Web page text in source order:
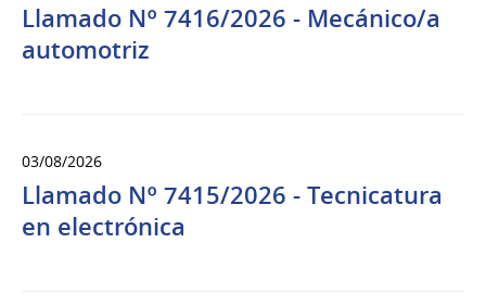
Llamado Nº 7416/2026 - Mecánico/a
automotriz
03/08/2026
Llamado Nº 7415/2026 - Tecnicatura
en electrónica